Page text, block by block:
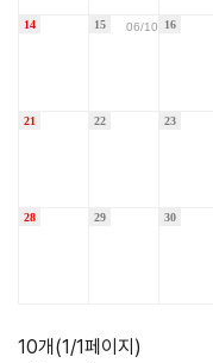
14 15 06/10 16
21 22 23
28 29 30
10개(1/1페이지)